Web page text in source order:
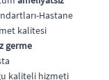
Hastane
kalitesi
germe
kaliteli hizmeti